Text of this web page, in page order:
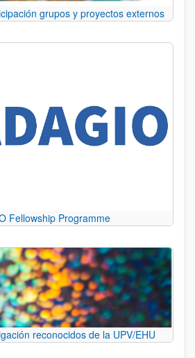
grupos y proyectos externos
Fellowship Programme
reconocidos de la UPV/EHU